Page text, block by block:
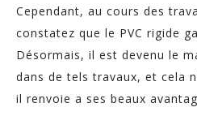
Cependant, au cours des
constatez que le PVC rigide
Désormais, il est devenu le
dans de tels travaux, et cela
il renvoie a ses beaux